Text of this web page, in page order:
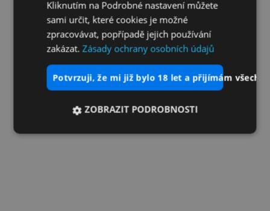
Kliknutím na Podrobné nastavení můžete
sami určit, které cookies je možné
zpracovávat, popřípadě jejich používání
zakázat.Zásady ochrany osobních údajů
potvrzuji, že mi již bylo 18 let a přijímám
ZOBRAZIT PODROBNOSTI